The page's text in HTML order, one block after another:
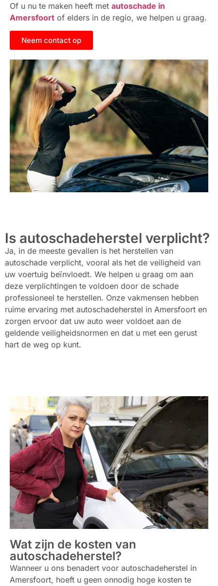
Of u nu te maken heeft met autoschade in
Amersfoort of elders in de regio, we helpen u graag.
Neem contact op
Is autoschadeherstel verplicht?
Ja, in de meeste gevallen is het herstellen van
autoschade verplicht, vooral als het de veiligheid van
uw voertuig beïnvloedt. We helpen u graag om aan
deze verplichtingen te voldoen door de schade
professioneel te herstellen. Onze vakmensen hebben
ruime ervaring met autoschadeherstel in Amersfoort en
zorgen ervoor dat uw auto weer voldoet aan de
geldende veiligheidsnormen en dat u met een gerust
hart de weg op kunt.
Wat zijn de kosten van
autoschadeherstel?
Wanneer u ons benadert voor autoschadeherstel in
Amersfoort, hoeft u geen onnodig hoge kosten te